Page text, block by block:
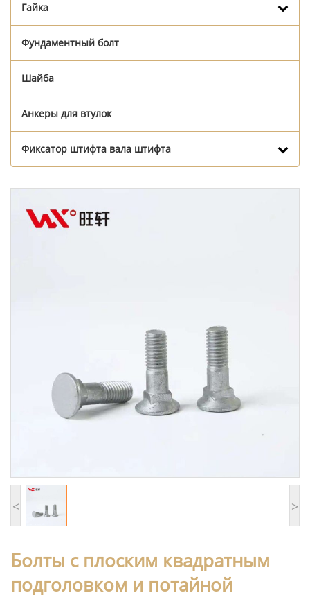
Гайка
Фундаментный болт
Шайба
Анкеры для втулок
Фиксатор штифта вала штифта
< >
Болты с плоским квадратным
подголовком и потайной